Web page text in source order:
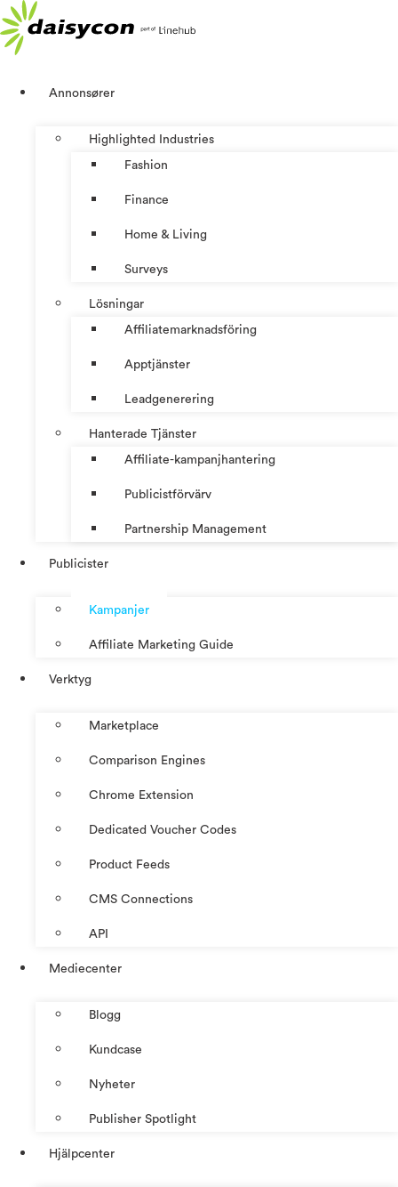
Hoppa
till
innehåll
Annonsører
Highlighted Industries
Fashion
Finance
Home & Living
Surveys
Lösningar
Affiliatemarknadsföring
Apptjänster
Leadgenerering
Hanterade Tjänster
Affiliate-kampanjhantering
Publicistförvärv
Partnership Management
Publicister
Kampanjer
Affiliate Marketing Guide
Verktyg
Marketplace
Comparison Engines
Chrome Extension
Dedicated Voucher Codes
Product Feeds
CMS Connections
API
Mediecenter
Blogg
Kundcase
Nyheter
Publisher Spotlight
Hjälpcenter